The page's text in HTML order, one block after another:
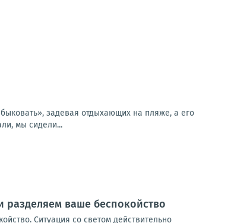
задевая отдыхающих на пляже, а его
мы сидели...
разделяем ваше беспокойство
Ситуация со светом действительно